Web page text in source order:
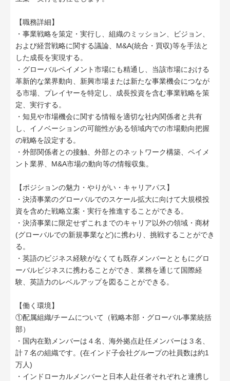
【職務詳細】
・事業戦略を策定・実行し、組織のミッション、ビジョン、
および経営戦略に関する議論、M&A(統合・買収)等を手法と
した成長を実現する。
・グローバルペイメント市場にも精通し、当該市場における
革新的な業界動向、新興市場または新たな事業機会につなが
る市場、プレイヤーを特定し、成長投資を含む事業戦略を策
定、実行する。
・知見や市場機会に関する情報を適切な社内関係者と共有
し、イノベーションの可能性がある領域内での市場動向把握
の戦略を設定する。
・外部関係者との接触、外部とのネットワーク構築、ペイメ
ント業界、M&A市場の動向等の情報収集。
【ポジションの魅力・やりがい・キャリアパス】
・決済事業のグローバルでのスケール拡大に向けて大規模投
資を含めた戦略立案・実行を推進することができる。
・決済事業に限定せずこれまでのキャリア以外の領域・商材
(グローバルでの新規事業など)に携わり、挑戦することができ
る。
・英語のビジネス経験がなくても既存メンバーとともにグロ
ーバルビジネスに携わることができ、業務を通じて国際経
験、英語力のレベルアップを図ることができる。
【働く環境】
①配属組織/チームについて（戦略本部・グローバル事業統括
部）
・国内在勤メンバーは４名、海外拠点赴任メンバーは３名、
計７名の組織です。(在インド子会社グループの社員数は約1
万人)
・インドローカルメンバーと日本人赴任者それぞれと連携し